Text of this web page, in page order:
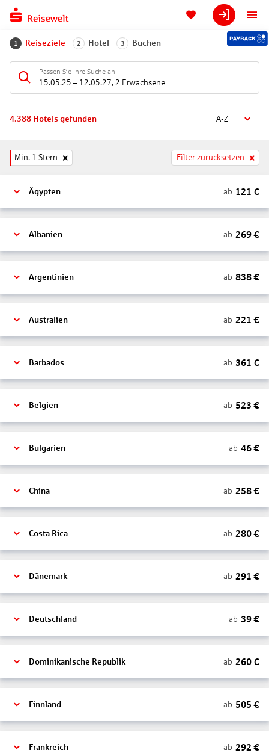
1 Reiseziele 2 Hotel 3 Buchen
Passen Sie Ihre Suche an
15.05.25 – 12.05.27, 2 Erwachsene
4.388 Hotels gefunden A-Z
Min. 1 Stern Filter zurücksetzen
Ägypten ab 121 €
Albanien ab 269€
Argentinien ab 838€
Australien ab 221 €
Barbados ab 361 €
Belgien ab 523 €
Bulgarien ab 46€
China ab 258€
Costa Rica ab 280€
Dänemark ab 291 €
Deutschland ab 39€
Dominikanische Republik ab 260€
Finnland ab 505 €
Frankreich ab 292 €